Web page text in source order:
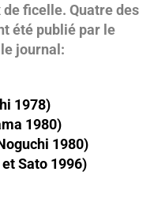
ficelle. Quatre des
été publié par le
journal:
1978)
1980)
1980)
Sato 1996)